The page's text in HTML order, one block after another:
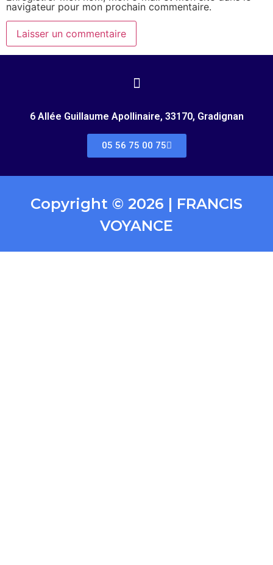
navigateur pour mon prochain commentaire.
6 Allée Guillaume Apollinaire, 33170, Gradignan
05 56 75 00 75
Copyright © 2026 | FRANCIS
VOYANCE